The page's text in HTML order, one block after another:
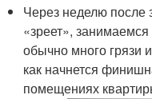
Через неделю после
«зреет»,
обычно много грязи
как начнется
помещениях